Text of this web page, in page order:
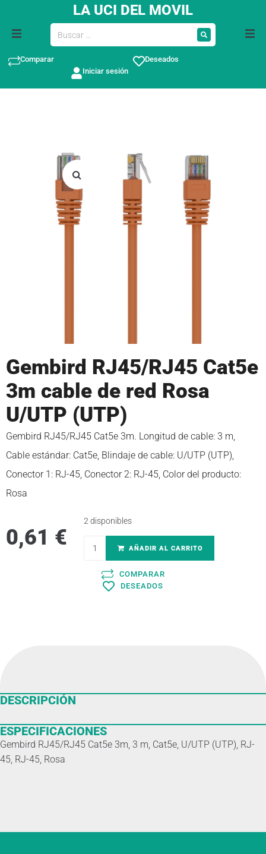
LA UCI DEL MOVIL
Comparar
Deseados
Iniciar sesión
Gembird RJ45/RJ45 Cat5e
3m cable de red Rosa
U/UTP (UTP)
Gembird RJ45/RJ45 Cat5e 3m. Longitud de cable: 3 m,
Cable estándar: Cat5e, Blindaje de cable: U/UTP (UTP),
Conector 1: RJ-45, Conector 2: RJ-45, Color del producto:
Rosa
0,61 €
2 disponibles
AÑADIR AL CARRITO
COMPARAR
DESEADOS
DESCRIPCIÓN
ESPECIFICACIONES
Gembird RJ45/RJ45 Cat5e 3m, 3 m, Cat5e, U/UTP (UTP), RJ-
45, RJ-45, Rosa